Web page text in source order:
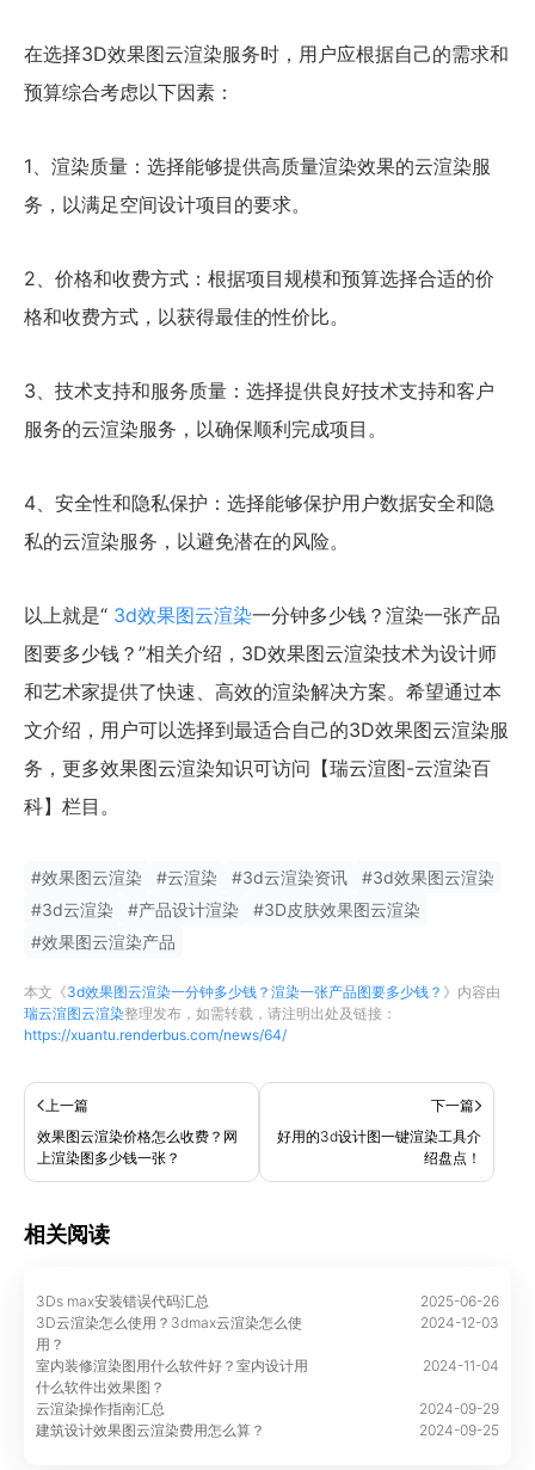
在选择3D效果图云渲染服务时，用户应根据自己的需求和
预算综合考虑以下因素：
1、渲染质量：选择能够提供高质量渲染效果的云渲染服
务，以满足空间设计项目的要求。
2、价格和收费方式：根据项目规模和预算选择合适的价
格和收费方式，以获得最佳的性价比。
3、技术支持和服务质量：选择提供良好技术支持和客户
服务的云渲染服务，以确保顺利完成项目。
4、安全性和隐私保护：选择能够保护用户数据安全和隐
私的云渲染服务，以避免潜在的风险。
以上就是“ 3d效果图云渲染一分钟多少钱？渲染一张产品
图要多少钱？”相关介绍，3D效果图云渲染技术为设计师
和艺术家提供了快速、高效的渲染解决方案。希望通过本
文介绍，用户可以选择到最适合自己的3D效果图云渲染服
务，更多效果图云渲染知识可访问【瑞云渲图-云渲染百
科】栏目。
#效果图云渲染 #云渲染 #3d云渲染资讯 #3d效果图云渲染
#3d云渲染 #产品设计渲染 #3D皮肤效果图云渲染
#效果图云渲染产品
本文《3d效果图云渲染一分钟多少钱？渲染一张产品图要多少钱？ 》内容由
瑞云渲图云渲染整理发布，如需转载，请注明出处及链接：
https://xuantu.renderbus.com/news/64/
上一篇
效果图云渲染价格怎么收费？网
上渲染图多少钱一张？
下一篇
好用的3d设计图一键渲染工具介
绍盘点！
相关阅读
3Ds max安装错误代码汇总
2025-06-26
3D云渲染怎么使用？3dmax云渲染怎么使
用？
2024-12-03
室内装修渲染图用什么软件好？室内设计用
什么软件出效果图？
2024-11-04
云渲染操作指南汇总
2024-09-29
建筑设计效果图云渲染费用怎么算？
2024-09-25